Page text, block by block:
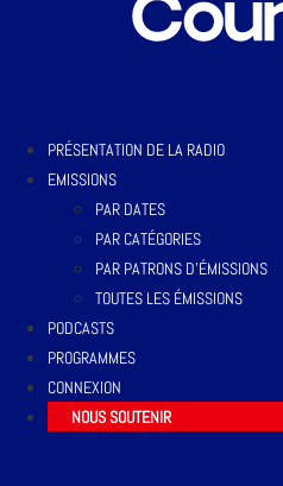
PRÉSENTATION DE LA RADIO
EMISSIONS
PAR DATES
PAR CATÉGORIES
PAR PATRONS D’ÉMISSIONS
TOUTES LES ÉMISSIONS
PODCASTS
PROGRAMMES
CONNEXION
NOUS SOUTENIR